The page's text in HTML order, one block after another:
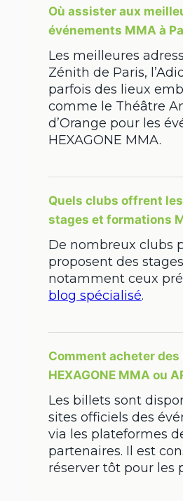
Où assister aux
événements MMA à
Les meilleures
Zénith de Paris,
parfois des lieux
comme le Théâtre
d’Orange pour les
HEXAGONE MMA.
Quels clubs offrent
stages et formations
De nombreux clubs
proposent des
notamment ceux
blog spécialisé.
Comment acheter
HEXAGONE MMA ou
Les billets sont
sites officiels des
via les plateformes
partenaires. Il est
réserver tôt pour les